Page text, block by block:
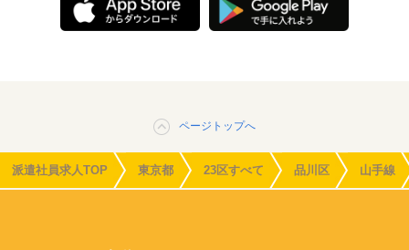
ページトップへ
派遣社員求人TOP 東京都 23区すべて 品川区 山手線